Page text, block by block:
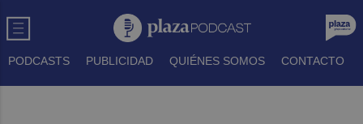
PODCASTS PUBLICIDAD QUIÉNES SOMOS CONTACTO